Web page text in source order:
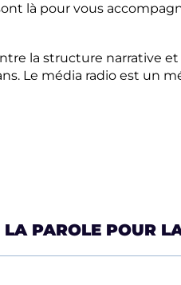
là pour vous
la structure narrative
Le média radio est un
PAROLE POUR